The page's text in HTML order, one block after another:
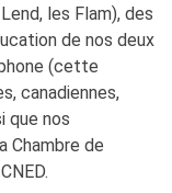
les Flam), des
de nos deux
(cette
canadiennes,
que nos
Chambre de